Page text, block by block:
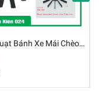
Cách Quạt Bánh Xe Mái Chèo Làm Thuyền 2x100mm